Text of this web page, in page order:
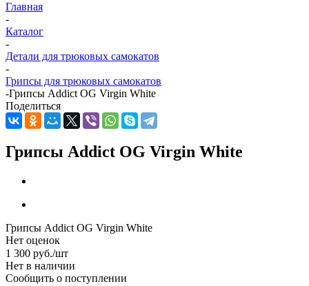
Главная
-
Каталог
-
Детали для трюковых самокатов
-
Грипсы для трюковых самокатов
-Грипсы Addict OG Virgin White
Поделиться
Грипсы Addict OG Virgin White
Грипсы Addict OG Virgin White
Нет оценок
1 300 руб./шт
Нет в наличии
Сообщить о поступлении